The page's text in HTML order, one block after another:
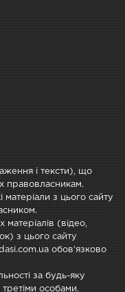
і тексти), що
правовласникам.
з цього сайту
матеріалів (відео,
з цього сайту
обов'язково
за будь-яку
особами.